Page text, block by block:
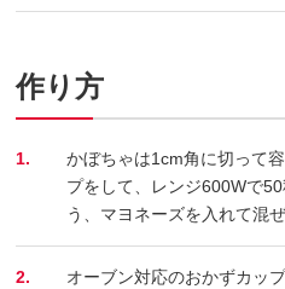
作り方
1.
かぼちゃは1cm角に切って
プをして、レンジ600Wで
う、マヨネーズを入れて混ぜ
2.
オーブン対応のおかずカッ